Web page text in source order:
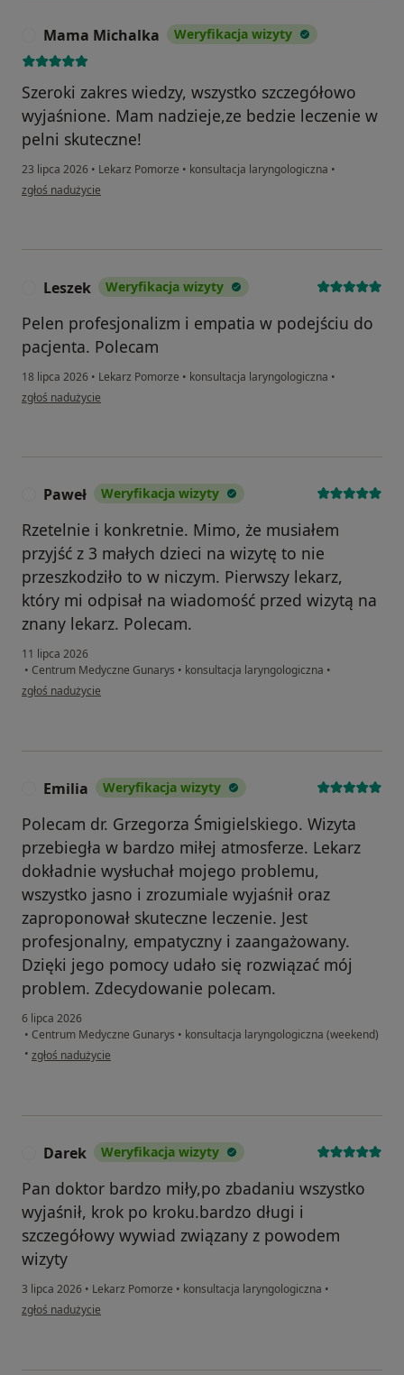
Mama Michalka Weryfikacja wizyty
Szeroki zakres wiedzy, wszystko szczegółowo
wyjaśnione. Mam nadzieje,ze bedzie leczenie w
pelni skuteczne!
23 lipca 2026 • Lekarz Pomorze • konsultacja laryngologiczna •
w opinii użytkownika Mama Michalka
zgłoś nadużycie
Leszek Weryfikacja wizyty
Pelen profesjonalizm i empatia w podejściu do
pacjenta. Polecam
18 lipca 2026 • Lekarz Pomorze • konsultacja laryngologiczna •
w opinii użytkownika Leszek
zgłoś nadużycie
Paweł Weryfikacja wizyty
Rzetelnie i konkretnie. Mimo, że musiałem
przyjść z 3 małych dzieci na wizytę to nie
przeszkodziło to w niczym. Pierwszy lekarz,
który mi odpisał na wiadomość przed wizytą na
znany lekarz. Polecam.
11 lipca 2026
• Centrum Medyczne Gunarys • konsultacja laryngologiczna •
w opinii użytkownika Paweł
zgłoś nadużycie
Emilia Weryfikacja wizyty
Polecam dr. Grzegorza Śmigielskiego. Wizyta
przebiegła w bardzo miłej atmosferze. Lekarz
dokładnie wysłuchał mojego problemu,
wszystko jasno i zrozumiale wyjaśnił oraz
zaproponował skuteczne leczenie. Jest
profesjonalny, empatyczny i zaangażowany.
Dzięki jego pomocy udało się rozwiązać mój
problem. Zdecydowanie polecam.
6 lipca 2026
• Centrum Medyczne Gunarys • konsultacja laryngologiczna (weekend)
• w opinii użytkownika Emilia
zgłoś nadużycie
Darek Weryfikacja wizyty
Pan doktor bardzo miły,po zbadaniu wszystko
wyjaśnił, krok po kroku.bardzo długi i
szczegółowy wywiad związany z powodem
wizyty
3 lipca 2026 • Lekarz Pomorze • konsultacja laryngologiczna •
w opinii użytkownika Darek
zgłoś nadużycie